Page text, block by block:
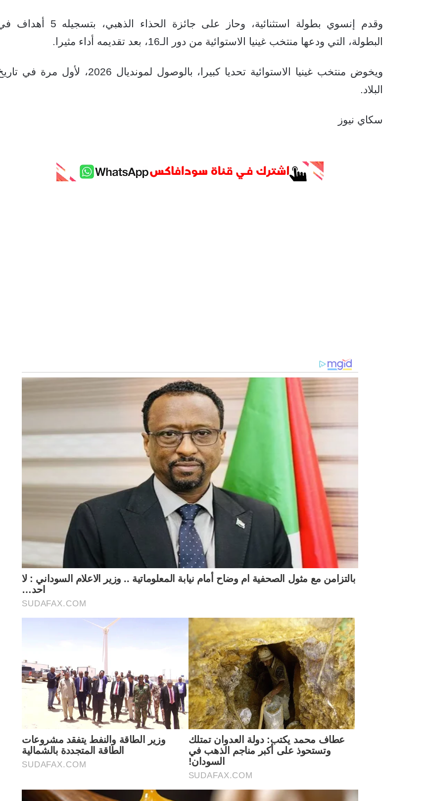
وقدم إنسوي بطولة استثنائية، وحاز على جائزة الحذاء الذهبي، بتسجيله 5
البطولة، التي ودعها منتخب غينيا الاستوائية من دور الـ16، بعد تقديمه أداء مثيرا.
ويخوض منتخب غينيا الاستوائية تحديا كبيرا، بالوصول لمونديال 2026، لأول مرة في
البلاد.
سكاي نيوز